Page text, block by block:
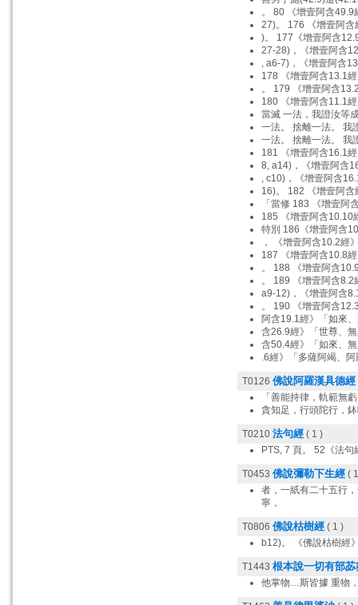
。 80 《增壹阿含49.9
27)。 176 《增壹阿含
)。 177《增壹阿含
27-28)，《增壹阿含
, a6-7)，《增壹阿含
178 《增壹阿含13.1
。 179 《增壹阿含
180 《增壹阿含11.1
當滅 一法，我證汝等
一法。 捨離一法。 我
一法。 捨離一法。 我
181 《增壹阿含16.1
8, a14)，《增壹阿含
, c10)，《增壹阿含
16)。 182 《增壹阿含
「當修 183 《增壹阿
185 《增壹阿含10.10
特別 186《增壹阿含
， 《增壹阿含10.2經
187 《增壹阿含10.8
。 188 《增壹阿含
。 189 《增壹阿含8.2
a9-12)，《增壹阿含
。 190 《增壹阿含
阿含19.1經》「如來
含26.9經》「世尊、
含50.4經》「如來、
.6經》「多薩阿竭、
T0126 佛說阿羅漢具德經
「善能持律，軌範無
貪知足，行頭陀行，
T0210 法句經 ( 1 )
PTS, 7 頁。 52《法句
T0453 佛說彌勒下生經 (
者，一紙有二十五行
寧，
T0806 佛說枯樹經 ( 1 )
b12)。 《佛說枯樹經
T1443 根本說一切有部
他掌物…斯皆據 重物